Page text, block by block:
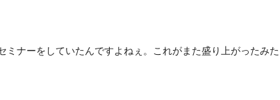
ミナーをしていたんですよねぇ。これがまた盛り上がったみた